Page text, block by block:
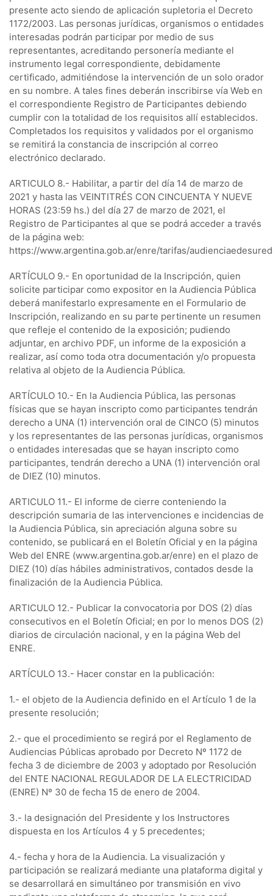
presente acto siendo de aplicación supletoria el Decreto
1172/2003. Las personas jurídicas, organismos o entidades
interesadas podrán participar por medio de sus
representantes, acreditando personería mediante el
instrumento legal correspondiente, debidamente
certificado, admitiéndose la intervención de un solo orador
en su nombre. A tales fines deberán inscribirse vía Web en
el correspondiente Registro de Participantes debiendo
cumplir con la totalidad de los requisitos allí establecidos.
Completados los requisitos y validados por el organismo
se remitirá la constancia de inscripción al correo
electrónico declarado.
ARTICULO 8.- Habilitar, a partir del día 14 de marzo de
2021 y hasta las VEINTITRÉS CON CINCUENTA Y NUEVE
HORAS (23:59 hs.) del día 27 de marzo de 2021, el
Registro de Participantes al que se podrá acceder a través
de la página web:
https://www.argentina.gob.ar/enre/tarifas/
ARTÍCULO 9.- En oportunidad de la Inscripción, quien
solicite participar como expositor en la Audiencia Pública
deberá manifestarlo expresamente en el Formulario de
Inscripción, realizando en su parte pertinente un resumen
que refleje el contenido de la exposición; pudiendo
adjuntar, en archivo PDF, un informe de la exposición a
realizar, así como toda otra documentación y/o propuesta
relativa al objeto de la Audiencia Pública.
ARTÍCULO 10.- En la Audiencia Pública, las personas
físicas que se hayan inscripto como participantes tendrán
derecho a UNA (1) intervención oral de CINCO (5) minutos
y los representantes de las personas jurídicas, organismos
o entidades interesadas que se hayan inscripto como
participantes, tendrán derecho a UNA (1) intervención oral
de DIEZ (10) minutos.
ARTICULO 11.- El informe de cierre conteniendo la
descripción sumaria de las intervenciones e incidencias de
la Audiencia Pública, sin apreciación alguna sobre su
contenido, se publicará en el Boletín Oficial y en la página
Web del ENRE (www.argentina.gob.ar/enre) en el plazo de
DIEZ (10) días hábiles administrativos, contados desde la
finalización de la Audiencia Pública.
ARTICULO 12.- Publicar la convocatoria por DOS (2) días
consecutivos en el Boletín Oficial; en por lo menos DOS (2)
diarios de circulación nacional, y en la página Web del
ENRE.
ARTÍCULO 13.- Hacer constar en la publicación:
1.- el objeto de la Audiencia definido en el Artículo 1 de la
presente resolución;
2.- que el procedimiento se regirá por el Reglamento de
Audiencias Públicas aprobado por Decreto Nº 1172 de
fecha 3 de diciembre de 2003 y adoptado por Resolución
del ENTE NACIONAL REGULADOR DE LA ELECTRICIDAD
(ENRE) Nº 30 de fecha 15 de enero de 2004.
3.- la designación del Presidente y los Instructores
dispuesta en los Artículos 4 y 5 precedentes;
4.- fecha y hora de la Audiencia. La visualización y
participación se realizará mediante una plataforma digital y
se desarrollará en simultáneo por transmisión en vivo